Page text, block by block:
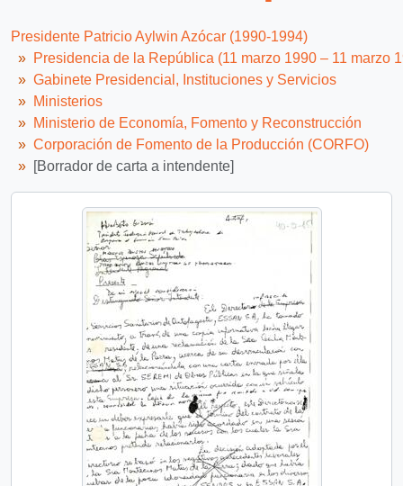
Presidente Patricio Aylwin Azócar (1990-1994)
Presidencia de la República (11 marzo 1990 – 11 marzo
Gabinete Presidencial, Instituciones y Servicios
Ministerios
Ministerio de Economía, Fomento y Reconstrucción
Corporación de Fomento de la Producción (CORFO)
[Borrador de carta a intendente]